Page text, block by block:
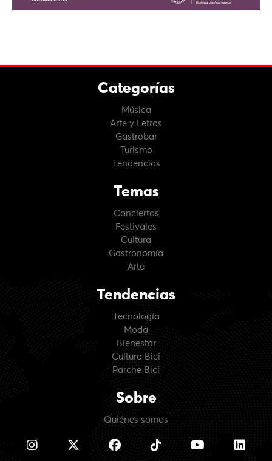
Categorías
Música
Arte y Letras
Gastrobar
Turismo
Tendencias
Temas
Conciertos
Festivales
Cultura
Gastronomía
Arte
Tendencias
Tecnología
Moda
Bienestar
Cultura Bici
Parche Bici
Sobre
Quiénes somos